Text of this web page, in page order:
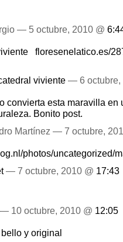
— 5 octubre, 2010 @
floresenelatico.es/
viviente — 6 octubre,
convierta esta maravilla en
Bonito post.
Martínez — 7 octubre,
photos/uncategorized/
— 7 octubre, 2010 @ 17:43
— 10 octubre, 2010 @ 12:05
y original